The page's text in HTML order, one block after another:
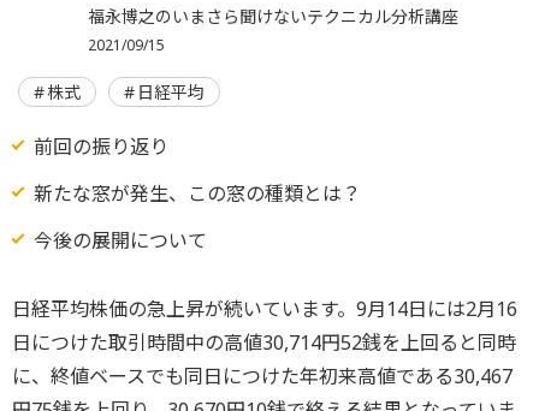
福永博之のいまさら聞けないテクニカル分析講座
2021/09/15
株式 日経平均
前回の振り返り
新たな窓が発生、この窓の種類とは？
今後の展開について
日経平均株価の急上昇が続いています。9月14日には2月16
日につけた取引時間中の高値30,714円52銭を上回ると同時
に、終値ベースでも同日につけた年初来高値である30,467